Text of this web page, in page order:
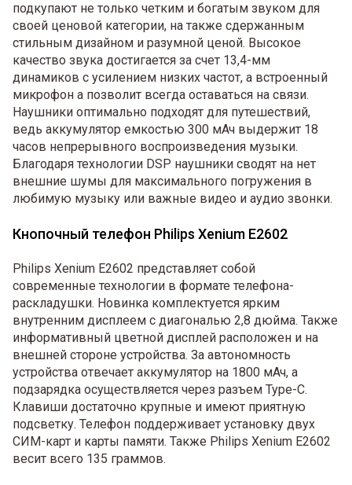
подкупают не только четким и богатым звуком для
своей ценовой категории, на также сдержанным
стильным дизайном и разумной ценой. Высокое
качество звука достигается за счет 13,4-мм
динамиков с усилением низких частот, а встроенный
микрофон а позволит всегда оставаться на связи.
Наушники оптимально подходят для путешествий,
ведь аккумулятор емкостью 300 мАч выдержит 18
часов непрерывного воспроизведения музыки.
Благодаря технологии DSP наушники сводят на нет
внешние шумы для максимального погружения в
любимую музыку или важные видео и аудио звонки.
Кнопочный телефон Philips Xenium E2602
Philips Xenium E2602 представляет собой
современные технологии в формате телефона-
раскладушки. Новинка комплектуется ярким
внутренним дисплеем с диагональю 2,8 дюйма. Также
информативный цветной дисплей расположен и на
внешней стороне устройства. За автономность
устройства отвечает аккумулятор на 1800 мАч, а
подзарядка осуществляется через разъем Type-C.
Клавиши достаточно крупные и имеют приятную
подсветку. Телефон поддерживает установку двух
СИМ-карт и карты памяти. Также Philips Xenium E2602
весит всего 135 граммов.